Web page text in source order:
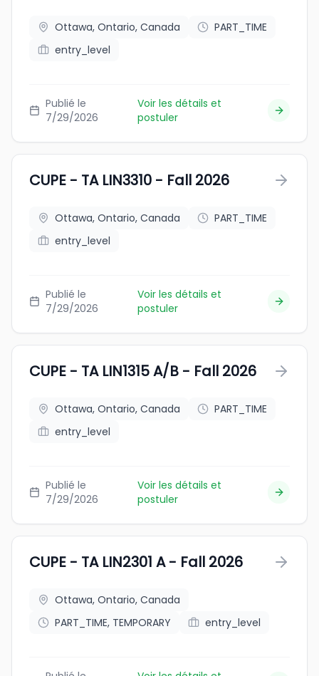
Ottawa, Ontario, Canada
PART_TIME
entry_level
Publié le
7/29/2026
Voir les détails et
postuler
CUPE - TA LIN3310 - Fall 2026
Ottawa, Ontario, Canada
PART_TIME
entry_level
Publié le
7/29/2026
Voir les détails et
postuler
CUPE - TA LIN1315 A/B - Fall 2026
Ottawa, Ontario, Canada
PART_TIME
entry_level
Publié le
7/29/2026
Voir les détails et
postuler
CUPE - TA LIN2301 A - Fall 2026
Ottawa, Ontario, Canada
PART_TIME, TEMPORARY
entry_level